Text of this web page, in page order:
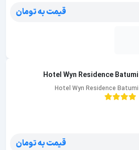
قیمت به تومان
Hotel Wyn Residence Batumi
Hotel Wyn Residence Batumi
قیمت به تومان